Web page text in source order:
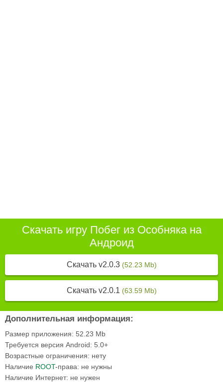
Скачать игру Побег из Особняка на
Андроид
Скачать v2.0.3 (52.23 Mb)
Скачать v2.0.1 (63.59 Mb)
Дополнительная информация:
Размер приложения: 52.23 Mb
Требуется версия Android: 5.0+
Возрастные ограничения: нету
Наличие ROOT-права: не нужны
Наличие Интернет: не нужен